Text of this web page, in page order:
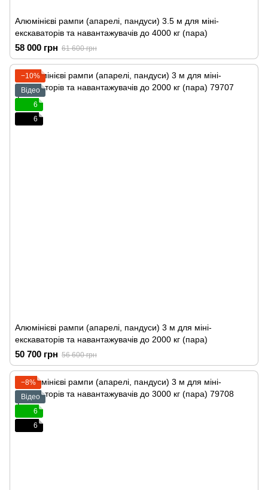
Алюмінієві рампи (апарелі, пандуси) 3.5 м для міні-
екскаваторів та навантажувачів до 4000 кг (пара)
58 000 грн 61 600 грн
−10%
Відео
6
6
Алюмінієві рампи (апарелі, пандуси) 3 м для міні-
екскаваторів та навантажувачів до 2000 кг (пара)
50 700 грн 56 600 грн
−8%
Відео
6
6